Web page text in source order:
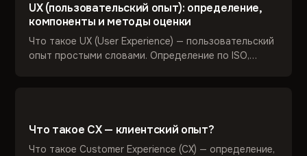
UX (пользовательский опыт): определение,
компоненты и методы оценки
Что такое UX (User Experience) — пользовательский
опыт простыми словами. Определение по ISO,
Что такое CX — клиентский опыт?
Что такое Customer Experience (CX) — определение,